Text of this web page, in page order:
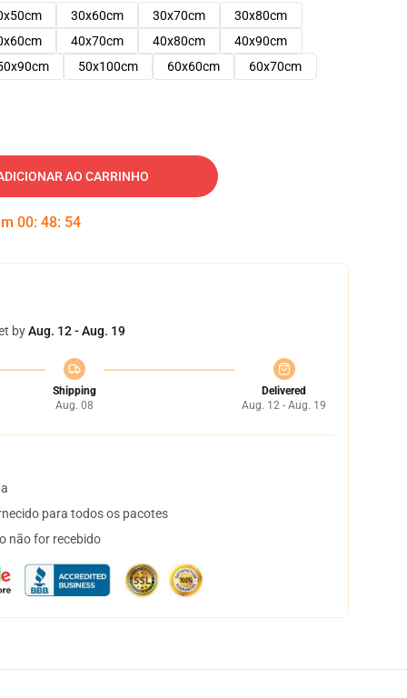
30x60cm 30x70cm
30x80cm
40x70cm 40x80cm
40x90cm
50x100cm 60x60cm
60x70cm
AO CARRINHO
00: 48: 53
byAug. 12 - Aug. 19
Shipping
Aug. 08
Delivered
Aug. 12 - Aug. 19
para todos os pacotes
não for recebido